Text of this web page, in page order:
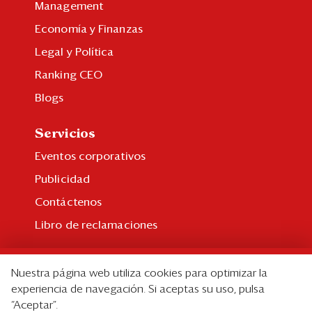
Management
Economía y Finanzas
Legal y Política
Ranking CEO
Blogs
Servicios
Eventos corporativos
Publicidad
Contáctenos
Libro de reclamaciones
Suscripción individual
Paquetes corporativos
Nuestra página web utiliza cookies para optimizar la
experiencia de navegación. Si aceptas su uso, pulsa
“Aceptar”.